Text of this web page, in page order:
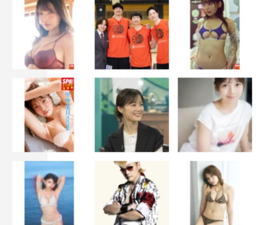
吉田鋼太郎 志尊淳 林遣都
沢村一樹 田中圭